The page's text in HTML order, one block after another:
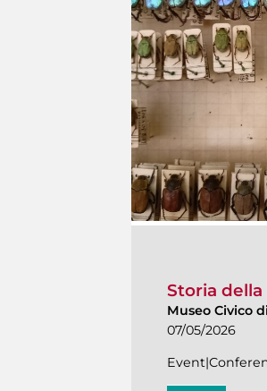
Storia
Museo Civico
07/05/2026